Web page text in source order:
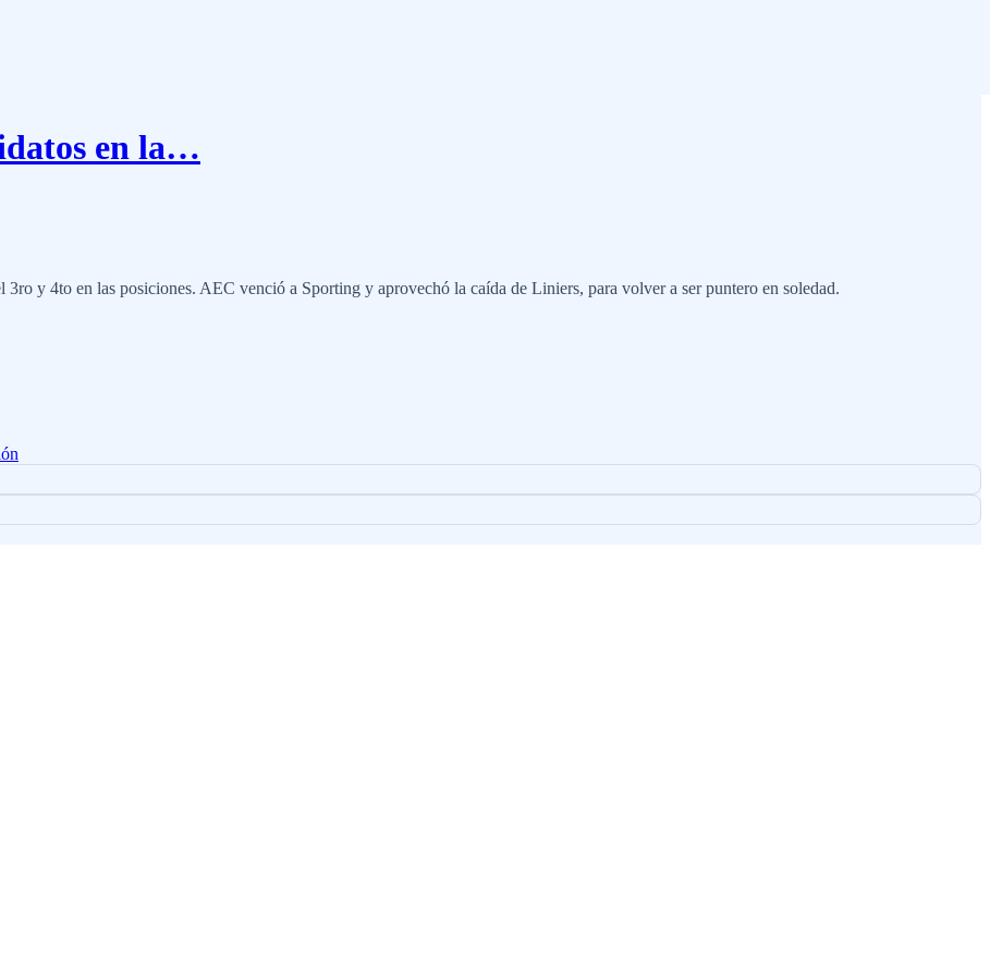
en la…
y 4to en las posiciones. AEC venció a Sporting y aprovechó la caída de Liniers, para volver a ser puntero en soledad.